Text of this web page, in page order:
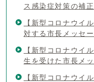
ス感染症対策の補
【新型コロナウイ
対する市長メッセ
【新型コロナウイ
生を受けた市長メ
【新型コロナウイ